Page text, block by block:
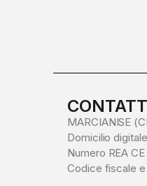
MARCIANISE
Domicilio
Numero REA
Codice fiscale e